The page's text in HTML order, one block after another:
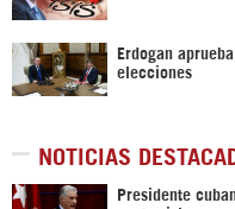
Erdogan
elecciones
NOTICIAS
Presidente